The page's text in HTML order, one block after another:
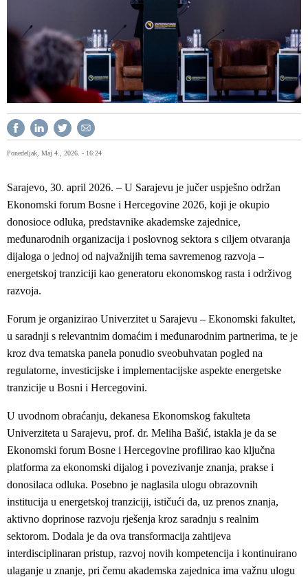
Ponedeljak, Maj 4., 2026. - 16:24
Sarajevo, 30. april 2026. – U Sarajevu je jučer uspješno održan
Ekonomski forum Bosne i Hercegovine 2026, koji je okupio
donosioce odluka, predstavnike akademske zajednice,
međunarodnih organizacija i poslovnog sektora s ciljem otvaranja
dijaloga o jednoj od najvažnijih tema savremenog razvoja –
energetskoj tranziciji kao generatoru ekonomskog rasta i održivog
razvoja.
Forum je organizirao Univerzitet u Sarajevu – Ekonomski fakultet,
u saradnji s relevantnim domaćim i međunarodnim partnerima, te je
kroz dva tematska panela ponudio sveobuhvatan pogled na
regulatorne, investicijske i implementacijske aspekte energetske
tranzicije u Bosni i Hercegovini.
U uvodnom obraćanju, dekanesa Ekonomskog fakulteta
Univerziteta u Sarajevu, prof. dr. Meliha Bašić, istakla je da se
Ekonomski forum Bosne i Hercegovine profilirao kao ključna
platforma za ekonomski dijalog i povezivanje znanja, prakse i
donosilaca odluka. Posebno je naglasila ulogu obrazovnih
institucija u energetskoj tranziciji, ističući da, uz prenos znanja,
aktivno doprinose razvoju rješenja kroz saradnju s realnim
sektorom. Dodala je da ova transformacija zahtijeva
interdisciplinaran pristup, razvoj novih kompetencija i kontinuirano
ulaganje u znanje, pri čemu akademska zajednica ima važnu ulogu